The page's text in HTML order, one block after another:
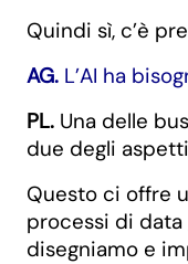
Quindi sì, c’è
AG. L’AI ha
PL. Una delle
due degli
Questo ci offre
processi di
disegniamo e